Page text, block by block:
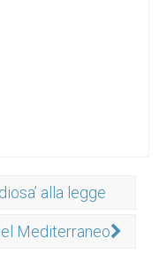
alla legge
Mediterraneo